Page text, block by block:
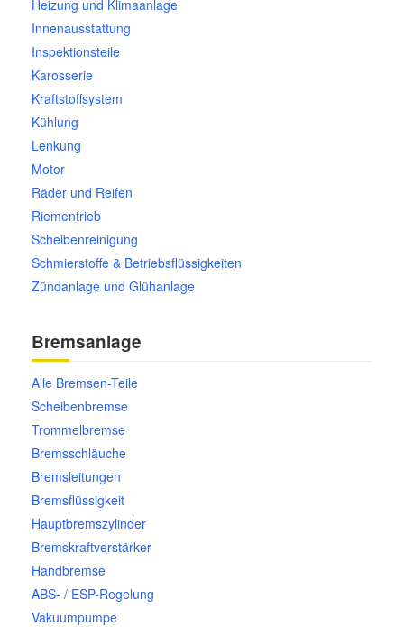
Heizung und Klimaanlage
Innenausstattung
Inspektionsteile
Karosserie
Kraftstoffsystem
Kühlung
Lenkung
Motor
Räder und Reifen
Riementrieb
Scheibenreinigung
Schmierstoffe & Betriebsflüssigkeiten
Zündanlage und Glühanlage
Bremsanlage
Alle Bremsen-Teile
Scheibenbremse
Trommelbremse
Bremsschläuche
Bremsleitungen
Bremsflüssigkeit
Hauptbremszylinder
Bremskraftverstärker
Handbremse
ABS- / ESP-Regelung
Vakuumpumpe
Scheibenreinigung
Reparatur-Zubehör
Karosserie Werkzeug
Schlüsselgehäuse
Werkstattbedarf
Winter-Autozubehör
Daewoo Ersatzteile
Daihatsu Ersatzteile
Dodge Ersatzteile
Honda Ersatzteile
Hyundai Ersatzteile
Jeep Ersatzteile
Kia Ersatzteile
Lancia Ersatzteile
Mercedes Ersatzteile
Mini Ersatzteile
Mitsubishi Ersatzteile